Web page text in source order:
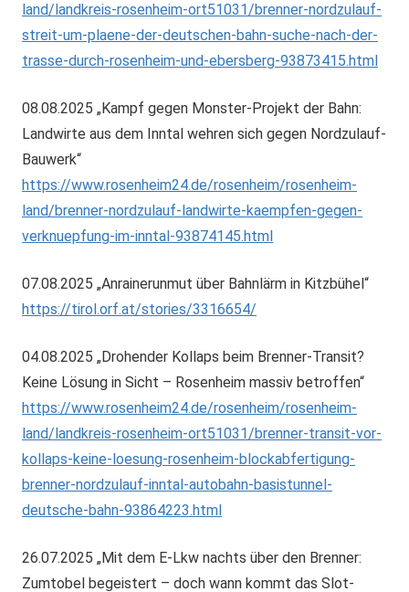
land/landkreis-rosenheim-ort51031/brenner-nordzulauf-
streit-um-plaene-der-deutschen-bahn-suche-nach-der-
trasse-durch-rosenheim-und-ebersberg-93873415.html
08.08.2025 „Kampf gegen Monster-Projekt der Bahn:
Landwirte aus dem Inntal wehren sich gegen Nordzulauf-
Bauwerk“
https://www.rosenheim24.de/rosenheim/rosenheim-
land/brenner-nordzulauf-landwirte-kaempfen-gegen-
verknuepfung-im-inntal-93874145.html
07.08.2025 „Anrainerunmut über Bahnlärm in Kitzbühel“
https://tirol.orf.at/stories/3316654/
04.08.2025 „Drohender Kollaps beim Brenner-Transit?
Keine Lösung in Sicht – Rosenheim massiv betroffen“
https://www.rosenheim24.de/rosenheim/rosenheim-
land/landkreis-rosenheim-ort51031/brenner-transit-vor-
kollaps-keine-loesung-rosenheim-blockabfertigung-
brenner-nordzulauf-inntal-autobahn-basistunnel-
deutsche-bahn-93864223.html
26.07.2025 „Mit dem E-Lkw nachts über den Brenner:
Zumtobel begeistert – doch wann kommt das Slot-